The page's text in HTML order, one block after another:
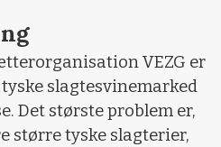
VEZG er
slagtesvinemarked
Det største problem er,
større tyske slagterier,